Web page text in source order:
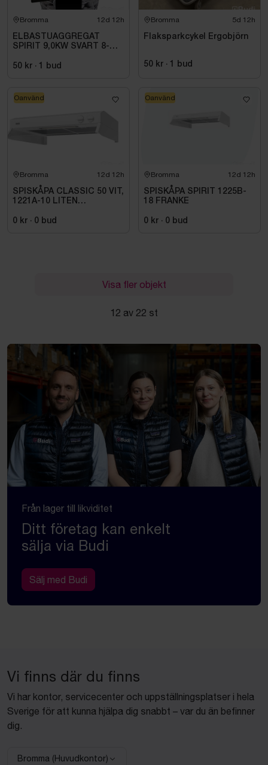
Bromma 12d 12h
ELBASTUAGGREGAT
SPIRIT 9,0KW SVART 8-
INKL. XENIO WIFI
50 kr · 1 bud
Bromma 5d 12h
Flaksparkcykel Ergobjörn
50 kr · 1 bud
Bromma 12d 12h
SPISKÅPA CLASSIC 50 VIT,
1221A-10 LITEN
0 kr · 0 bud
Oanvänd
Bromma 12d 12h
SPISKÅPA SPIRIT 1225B-
18 FRANKE
0 kr · 0 bud
Oanvänd
Visa fler objekt
12 av 22 st
Från lager till likviditet
Ditt företag kan enkelt
sälja via Budi
Sälj med Budi
Vi finns där du finns
Vi har kontor, servicecenter och uppställningsplatser i hela
Sverige för att kunna hjälpa dig snabbt – var du än befinner
dig.
Bromma (Huvudkontor)